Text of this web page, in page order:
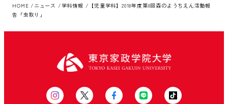
HOME ニュース 学科情報
【児童学科】2018年度第8回森のようちえん活動報
告「虫取り」